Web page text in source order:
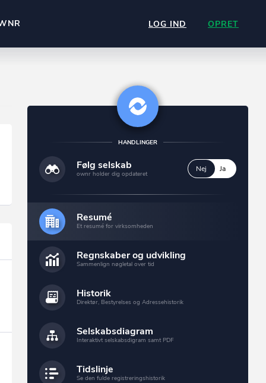
LOG IND OPRET
HANDLINGER
Følg selskab
ownr holder dig opdateret
Nej Ja
Resumé
Et resumé for virksomheden
Regnskaber og udvikling
Sammenlign nøgletal over tid
Historik
Direktør, Bestyrelses og Adressehistorik
Selskabsdiagram
Interaktivt selskabsdigram samt PDF
Tidslinje
Se den fulde registreringshistorik